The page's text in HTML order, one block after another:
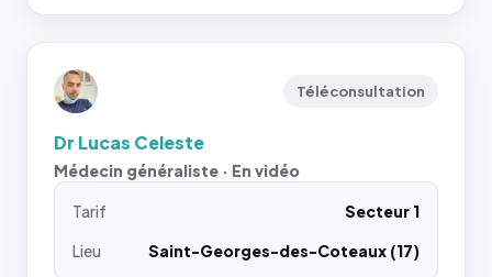
Téléconsultation
Dr Lucas Celeste
Médecin généraliste · En vidéo
Tarif
Secteur 1
Lieu
Saint-Georges-des-Coteaux (17)